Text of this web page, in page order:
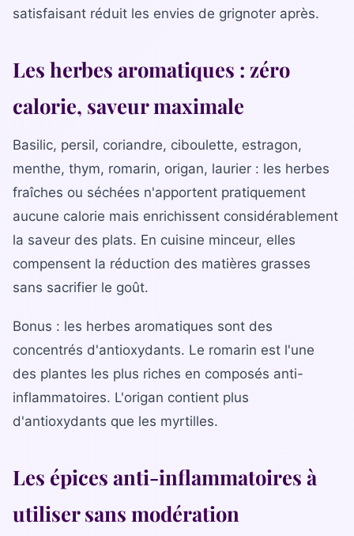
Bilan diététique
satisfaisant réduit les envies de grignoter après.
Les herbes aromatiques : zéro
calorie, saveur maximale
Basilic, persil, coriandre, ciboulette, estragon,
menthe, thym, romarin, origan, laurier : les herbes
fraîches ou séchées n'apportent pratiquement
aucune calorie mais enrichissent considérablement
la saveur des plats. En cuisine minceur, elles
compensent la réduction des matières grasses
sans sacrifier le goût.
Bonus : les herbes aromatiques sont des
concentrés d'antioxydants. Le romarin est l'une
des plantes les plus riches en composés anti-
inflammatoires. L'origan contient plus
d'antioxydants que les myrtilles.
Les épices anti-inflammatoires à
utiliser sans modération